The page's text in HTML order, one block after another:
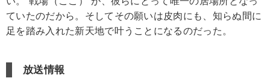
ていたのだから。そしてその願いは皮肉にも、知らぬ間に
足を踏み入れた新天地で叶うことになるのだった。
放送情報